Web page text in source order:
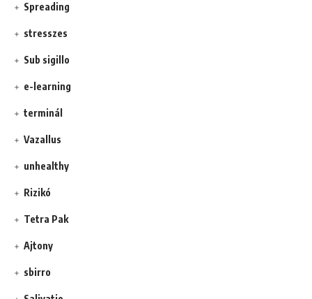
Spreading
stresszes
Sub sigillo
e-learning
terminál
Vazallus
unhealthy
Rizikó
Tetra Pak
Ajtony
sbirro